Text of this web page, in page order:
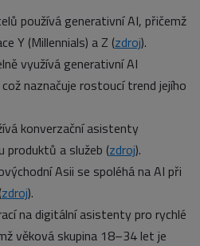
používá generativní AI, přičemž
Y (Millennials) a Z (zdroj).
využívá generativní AI
naznačuje rostoucí trend jejího
konverzační asistenty
produktů a služeb (zdroj).
Asii se spoléhá na AI při
zdroj).
na digitální asistenty pro rychlé
věková skupina 18–34 let je